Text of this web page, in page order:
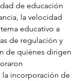
de educación
la velocidad
educativo a
de regulación y
de quiénes dirigen
incorporación de